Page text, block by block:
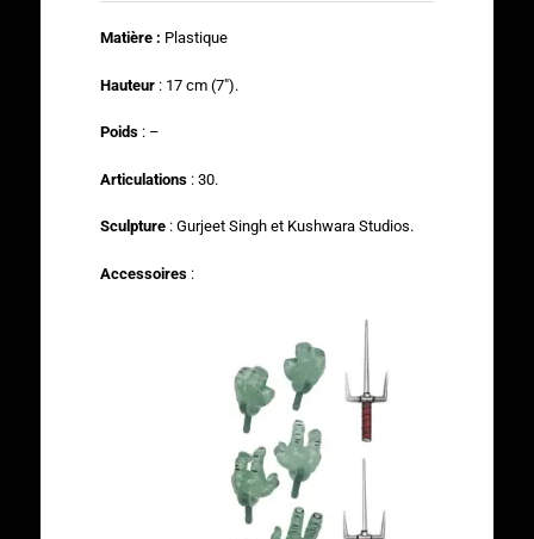
Matière : Plastique
Hauteur : 17 cm (7″).
Poids: –
Articulations: 30.
Sculpture : Gurjeet Singh et Kushwara Studios.
Accessoires: